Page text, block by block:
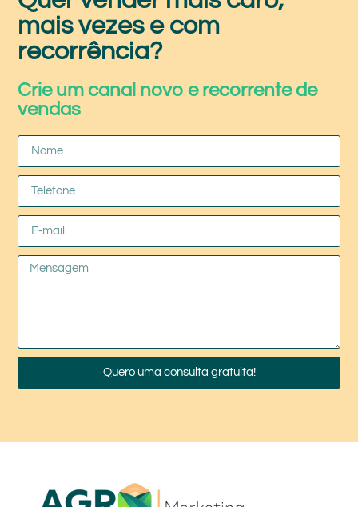
mais vezes e com
recorrência?
Crie um canal novo e recorrente de
vendas
Quero uma consulta gratuita!